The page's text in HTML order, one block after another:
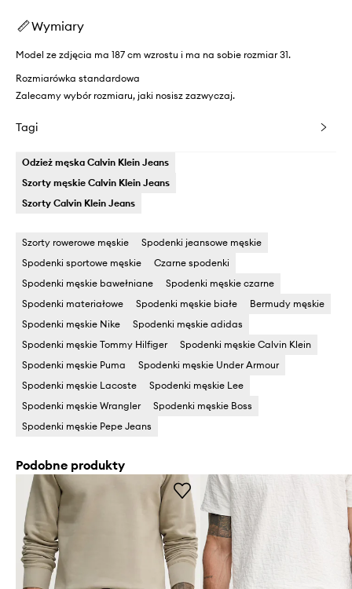
Wymiary
Model ze zdjęcia ma 187 cm wzrostu i ma na sobie rozmiar 31.
Rozmiarówka standardowa
Zalecamy wybór rozmiaru, jaki nosisz zazwyczaj.
Tagi
Odzież męska Calvin Klein Jeans
Szorty męskie Calvin Klein Jeans
Szorty Calvin Klein Jeans
Szorty rowerowe męskie
Spodenki jeansowe męskie
Spodenki sportowe męskie
Czarne spodenki
Spodenki męskie bawełniane
Spodenki męskie czarne
Spodenki materiałowe
Spodenki męskie białe
Bermudy męskie
Spodenki męskie Nike
Spodenki męskie adidas
Spodenki męskie Tommy Hilfiger
Spodenki męskie Calvin Klein
Spodenki męskie Puma
Spodenki męskie Under Armour
Spodenki męskie Lacoste
Spodenki męskie Lee
Spodenki męskie Wrangler
Spodenki męskie Boss
Spodenki męskie Pepe Jeans
Podobne produkty